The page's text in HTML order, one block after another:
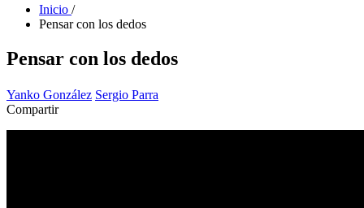
Inicio /
Pensar con los dedos
Pensar con los dedos
Yanko González Sergio Parra
Compartir